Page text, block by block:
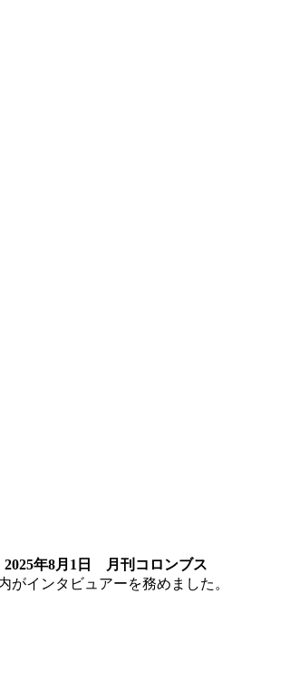
2025年8月1日 月刊コロンブス
がインタビュアーを務めました。